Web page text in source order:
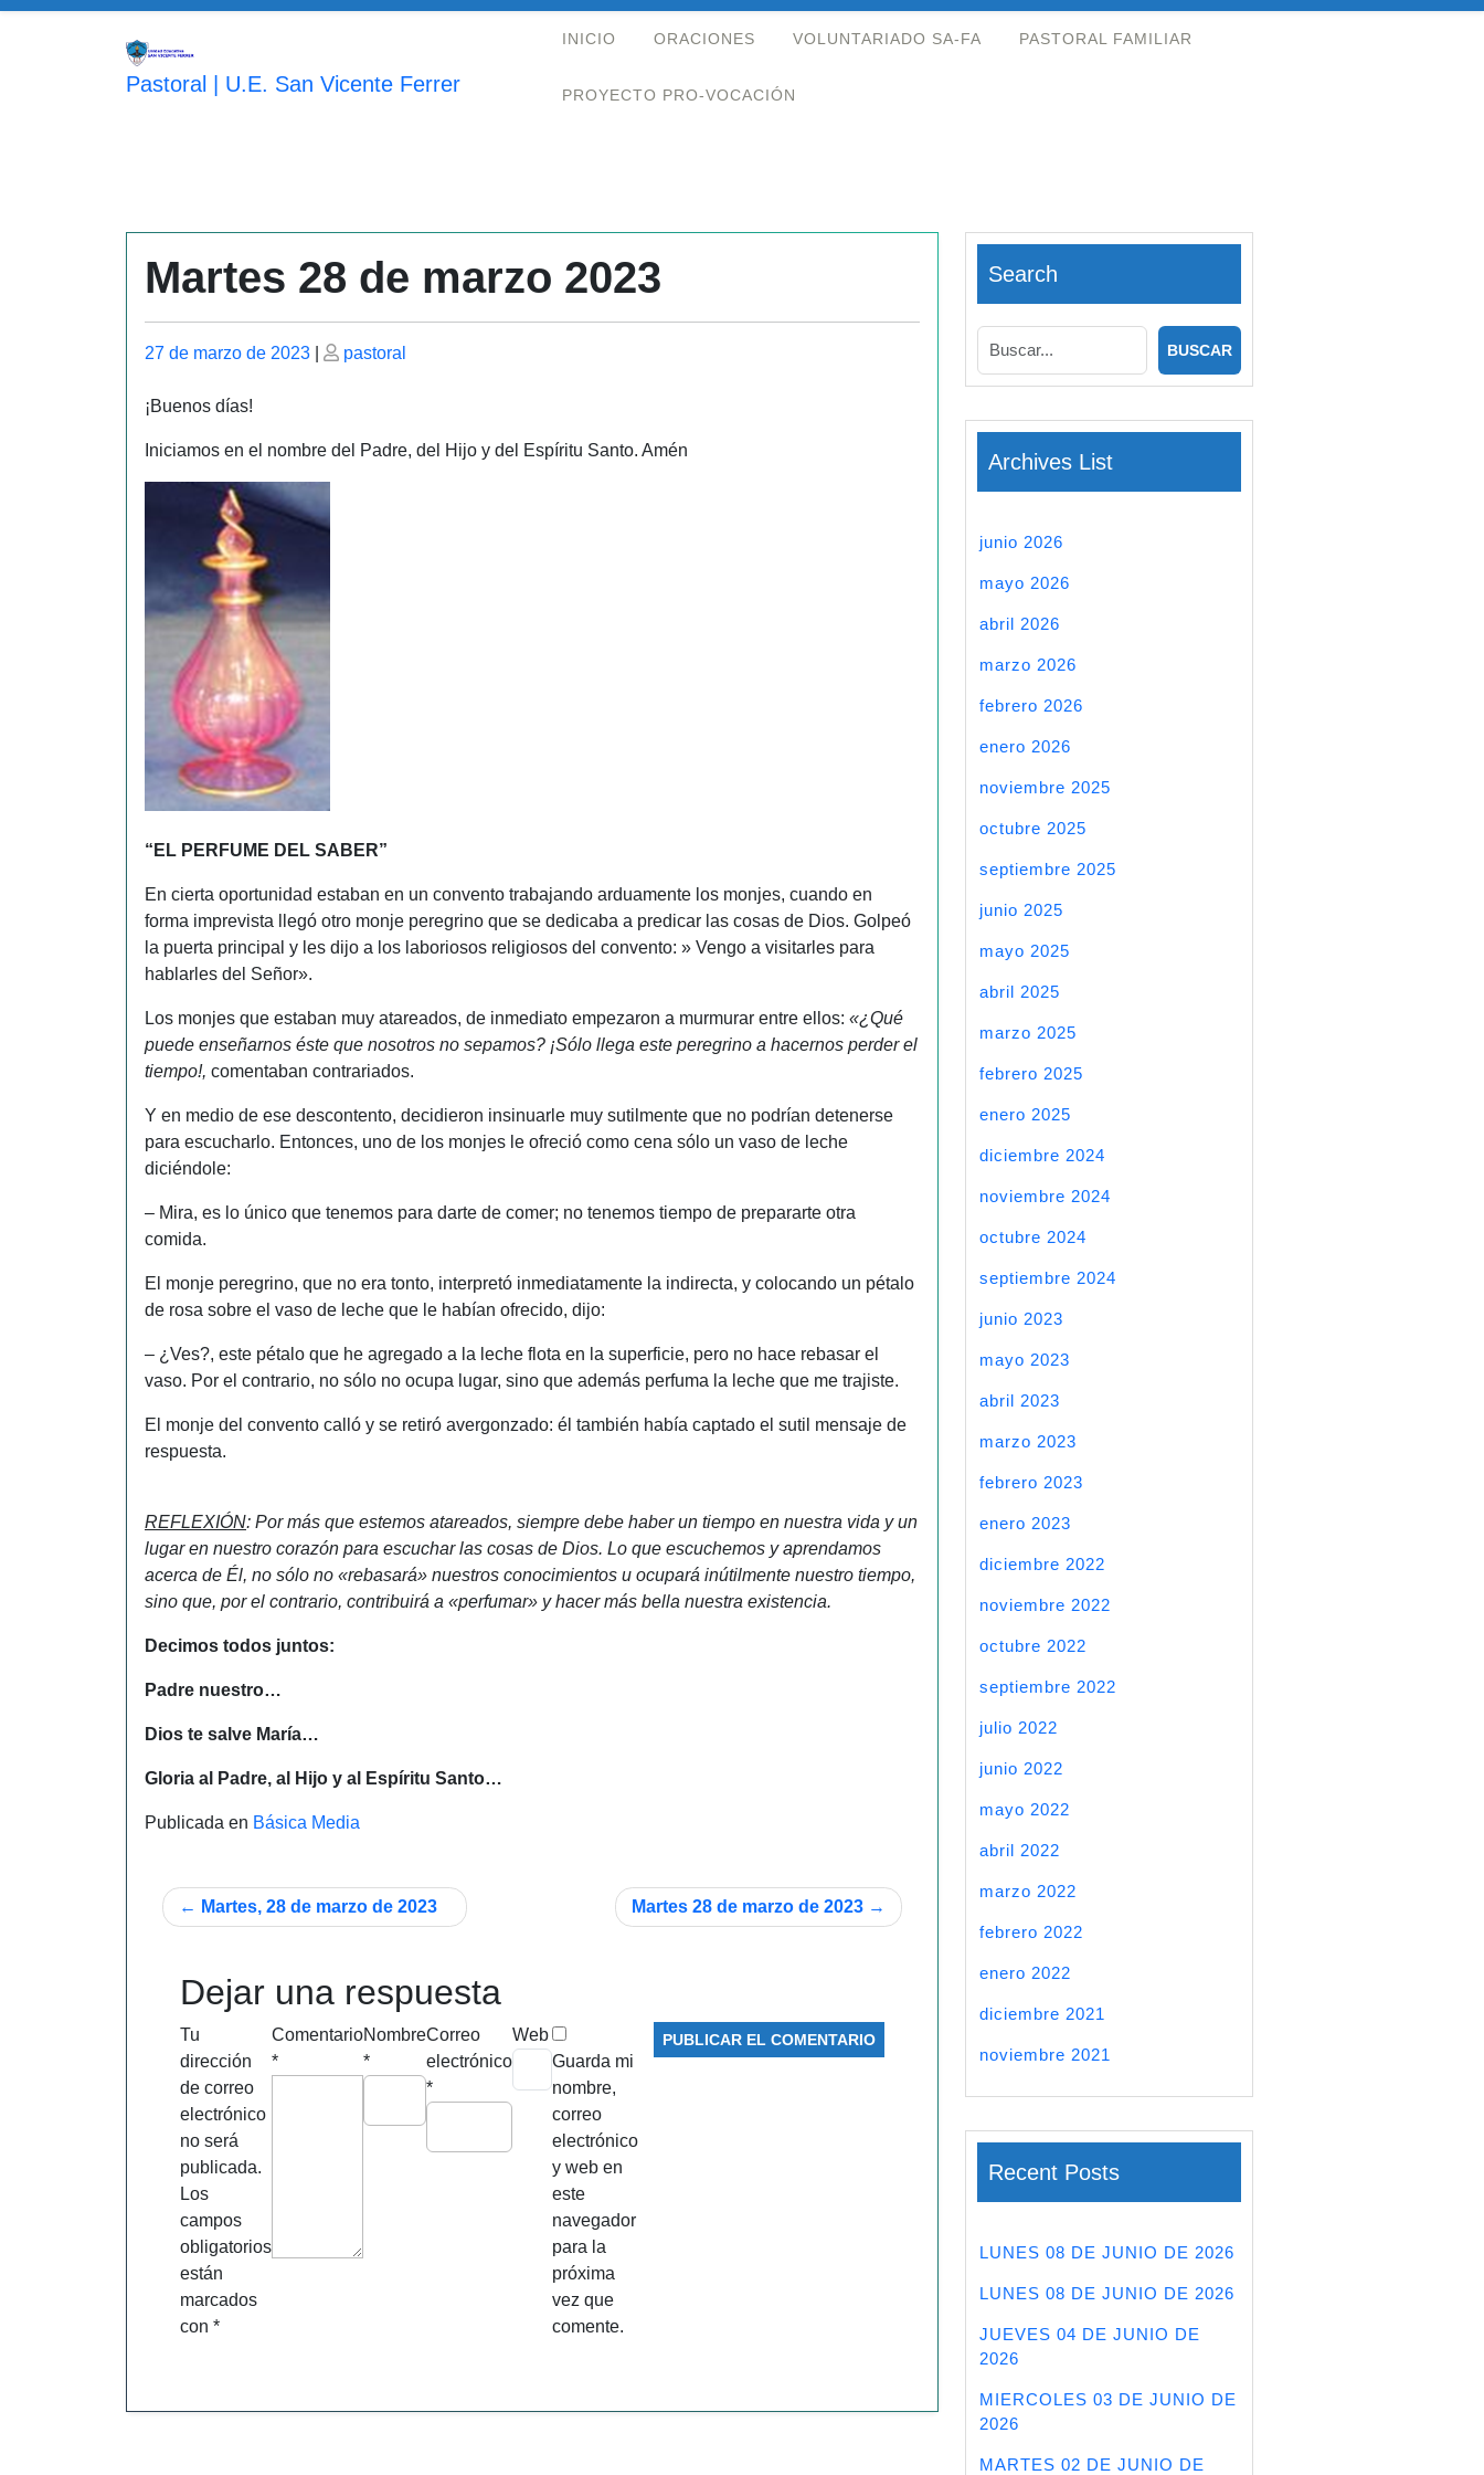
Saltar
Pastoral | U.E. San Vicente Ferrer
INICIO ORACIONES VOLUNTARIADO SA-FA PASTORAL FAMILIAR
PROYECTO PRO-VOCACIÓN
Martes 28 de marzo 2023
Publicado
27 de marzo de 2023
Publicado
pastoral
¡Buenos días!
Iniciamos en el nombre del Padre, del Hijo y del Espíritu Santo. Amén
“EL PERFUME DEL SABER”
En cierta oportunidad estaban en un convento trabajando arduamente los monjes, cuando en
forma imprevista llegó otro monje peregrino que se dedicaba a predicar las cosas de Dios. Golpeó
la puerta principal y les dijo a los laboriosos religiosos del convento: » Vengo a visitarles para
hablarles del Señor».
Los monjes que estaban muy atareados, de inmediato empezaron a murmurar entre ellos: «¿Qué
puede enseñarnos éste que nosotros no sepamos? ¡Sólo llega este peregrino a hacernos perder el
tiempo!, comentaban contrariados.
Y en medio de ese descontento, decidieron insinuarle muy sutilmente que no podrían detenerse
para escucharlo. Entonces, uno de los monjes le ofreció como cena sólo un vaso de leche
diciéndole:
– Mira, es lo único que tenemos para darte de comer; no tenemos tiempo de prepararte otra
comida.
El monje peregrino, que no era tonto, interpretó inmediatamente la indirecta, y colocando un pétalo
de rosa sobre el vaso de leche que le habían ofrecido, dijo:
– ¿Ves?, este pétalo que he agregado a la leche flota en la superficie, pero no hace rebasar el
vaso. Por el contrario, no sólo no ocupa lugar, sino que además perfuma la leche que me trajiste.
El monje del convento calló y se retiró avergonzado: él también había captado el sutil mensaje de
respuesta.
REFLEXIÓN: Por más que estemos atareados, siempre debe haber un tiempo en nuestra vida y un
lugar en nuestro corazón para escuchar las cosas de Dios. Lo que escuchemos y aprendamos
acerca de Él, no sólo no «rebasará» nuestros conocimientos u ocupará inútilmente nuestro tiempo,
sino que, por el contrario, contribuirá a «perfumar» y hacer más bella nuestra existencia.
Decimos todos juntos:
Padre nuestro…
Dios te salve María…
Gloria al Padre, al Hijo y al Espíritu Santo…
Publicada en Básica Media
Navegación
entradas
Martes, 28 de marzo de 2023 Martes 28 de marzo de 2023
Dejar una respuesta
Tu
dirección
de correo
electrónico
no será
publicada.
Los
campos
obligatorios
están
marcados
con *
Comentario
*
Nombre
*
Correo
electrónico
*
Web
Guarda mi
nombre,
correo
electrónico
y web en
este
navegador
para la
próxima
vez que
comente.
Search
Archives List
junio 2026
mayo 2026
abril 2026
marzo 2026
febrero 2026
enero 2026
noviembre 2025
octubre 2025
septiembre 2025
junio 2025
mayo 2025
abril 2025
marzo 2025
febrero 2025
enero 2025
diciembre 2024
noviembre 2024
octubre 2024
septiembre 2024
junio 2023
mayo 2023
abril 2023
marzo 2023
febrero 2023
enero 2023
diciembre 2022
noviembre 2022
octubre 2022
septiembre 2022
julio 2022
junio 2022
mayo 2022
abril 2022
marzo 2022
febrero 2022
enero 2022
diciembre 2021
noviembre 2021
Recent Posts
LUNES 08 DE JUNIO DE 2026
LUNES 08 DE JUNIO DE 2026
JUEVES 04 DE JUNIO DE
2026
MIERCOLES 03 DE JUNIO DE
2026
MARTES 02 DE JUNIO DE